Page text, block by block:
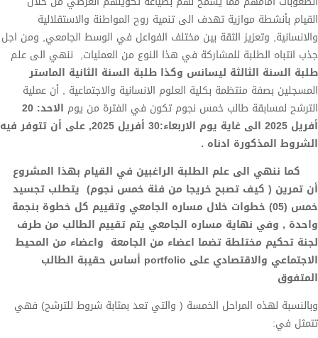
القيام بأنشطة موازية تهدف الى تنمية روح المواطنة والاستقلالية
والانسانية, وتعزيز الثقة بين مختلف الفواعل في الوسط الجامعي, ومن اجل
جذب انتباه الطلبة للمشاركة في هذا النوع من العمليات, ننهي الى علم
طلبة السنة الثالثة ليسانس وكذا طلبة السنة الثانية الماستر
المسجلين بصفة منتظمة بكلية العلوم الانسانية والاجتماعية , أن عملية
الترشح لمسابقة طالب خمس نجوم تكون في الفترة من يوم
الاحد: 20
أفريل 2025 الى غاية يوم الاربعاء:30 أفريل 2025, على أن تتوفر فيه
الشروط المذكورة ادناه .
كما ننهي الى علم الطلبة الراغبين في القيام بهذا المشروع
أن تمرين ( كيف تصبح خريجا من فئة خمس نجوم) يتطلب تجسيد
خمس (05) خطوات خلال مساره الجامعي وتقييم كل خطوة بنجمة
واحدة , وفي نهاية مساره الجامعي يتم تقييم الطالب من طرف
لجنة تحكيم مختلطة تضما اعضاء من الجامعة واعضاء من المحيط
الاجتماعي والاقتصادي على portfolio أساس حقيبة الطالب
المتفوق
وبالنسبة لهذه المراحل الخمسة ( والتي تعد بمثابة شروط للترشح) فهي
تتمثل في: